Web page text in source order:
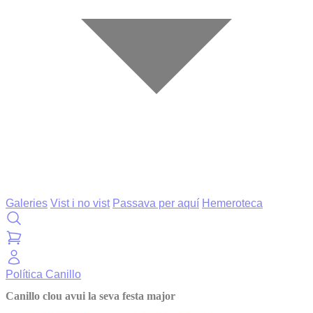
Galeries Vist i no vist Passava per aquí Hemeroteca
Política Canillo
Canillo clou avui la seva festa major